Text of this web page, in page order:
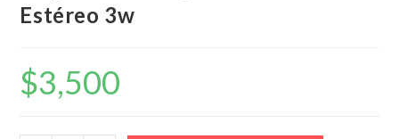
Estéreo 3w
$3,500